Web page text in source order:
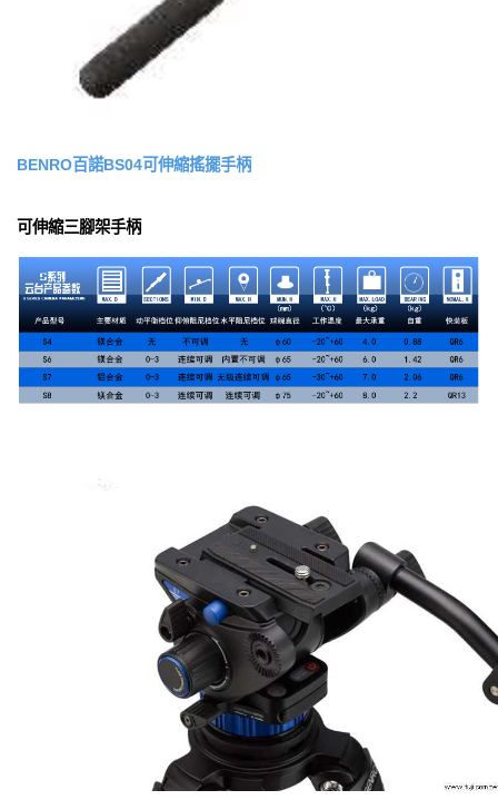
BENRO百諾BS04可伸縮搖擺手柄
可伸縮三腳架手柄